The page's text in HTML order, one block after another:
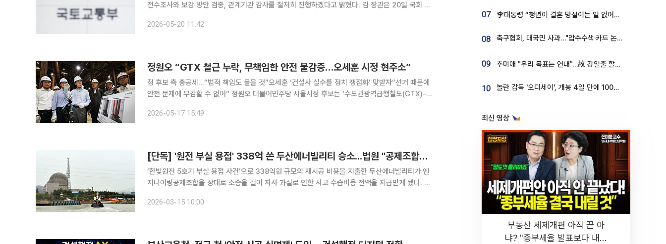
전수조사와 보강 방안 검증, 관계기관 감사를 철저히 진행하겠다고 밝혔다. 김 장관은 20일 국회 국
업에서 철근이 누락되는 부실 공사가 발생했다”며 이같이 말했다.
2026-05-20 11:42
정원오 “GTX 철근 누락, 무책임한 안전 불감증…오세훈 시정 현주소”
정 후보 측 총공세…“법적 책임도 물을 것”오세훈 ‘건설사 실수를 정치 쟁점화’ 맞받자“선거 때문에
안전 문제에 무감할 수 없어” 정원오 더불어민주당 서울시장 후보는 ‘수도권광역급행철도(GTX)-A
어올렸다. 정 후보는 17일 오전 서울 강남 삼성역 GT
2026-05-17 15:49
[단독] '원전 부실 용접' 338억 쓴 두산에너빌리티 승소...법원 "공제조합이 부담"
‘한빛원전 5호기 부실 용접 사건’으로 338억원 규모의 재시공 비용을 지출한 두산에너빌리티가 엔
지니어링공제조합을 상대로 소송을 걸어 자사 과실로 인한 사고 수습비용 전액을 지급받게 됐다. 부
된 조합은 조합원인 두산에너빌리티를 상대로 즉시 항소에 나섰다.
2026-03-15 10:00
07 李대통령 “청년이 결혼 망설이는 일 없어야...제도상 불이익 조사”
08 축구협회, 대국민 사과…"압수수색·카드 논란 사죄, 강도 높은 쇄신"
09 추미애 "우리 목표는 연대"…故 강일출 할머니 흉상 제막
10 놀란 감독 '오디세이', 개봉 4일 만에 100만 돌파⋯'왕사남' 보다 빠르다
최신 영상
부동산 세제개편 아직 끝 아
냐? "종부세율 발표보다 내릴